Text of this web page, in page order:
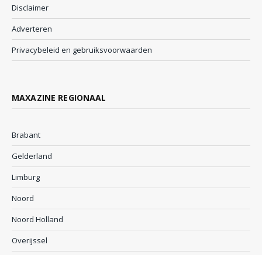
Disclaimer
Adverteren
Privacybeleid en gebruiksvoorwaarden
MAXAZINE REGIONAAL
Brabant
Gelderland
Limburg
Noord
Noord Holland
Overijssel